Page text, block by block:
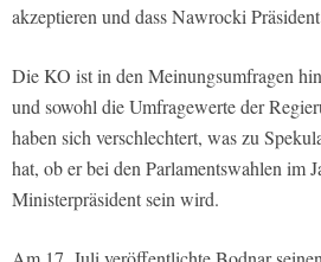
akzeptieren und dass Nawrocki
Die KO ist in den Meinungsumfragen
und sowohl die Umfragewerte der
haben sich verschlechtert, was zu
hat, ob er bei den Parlamentswahlen im
Ministerpräsident sein wird.